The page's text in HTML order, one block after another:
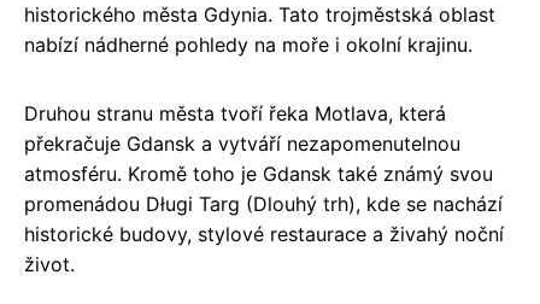
historického města Gdynia. Tato trojměstská oblast
nabízí nádherné pohledy na moře i okolní krajinu.
Druhou stranu města tvoří řeka Motlava, která
překračuje Gdansk a vytváří nezapomenutelnou
atmosféru. Kromě toho je Gdansk také známý svou
promenádou Długi Targ (Dlouhý trh), kde se nachází
historické budovy, stylové restaurace a živahý noční
život.